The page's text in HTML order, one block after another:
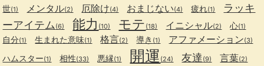
世(1) メンタル(2) 厄除け(4) おまじない(4) 疲れ(1)
ラッキ
ーアイテム (6) 能力 (10) モテ (18) イニシャル(2) 心(1)
自分(1) 生まれた意味(1) 格言(2) 導き (1) アファメーション(3)
ハムスター(1) 相性(33) 悪縁(1) 開運 (24) 友達 (9) 言葉(2)